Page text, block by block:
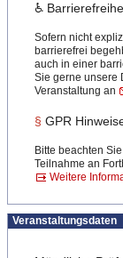
♿
Sofern nicht
barrierefrei
auch in einer
Sie gerne unsere
Veranstaltung an
§ GPR
Bitte beachten
Teilnahme an
Weitere
Veranstaltungsdaten